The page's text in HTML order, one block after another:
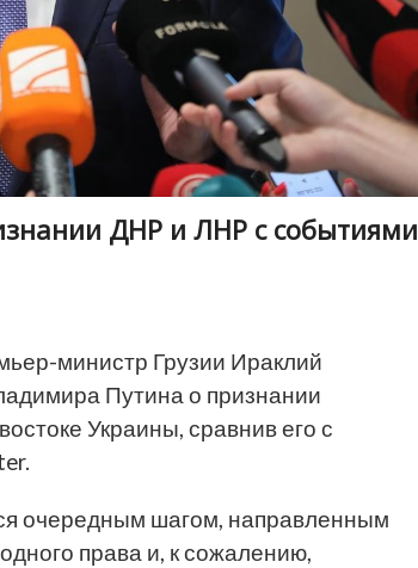
ДНР и ЛНР с событиями
министр Грузии Ираклий
Путина о признании
Украины, сравнив его с
очередным шагом, направленным
права и, к сожалению,